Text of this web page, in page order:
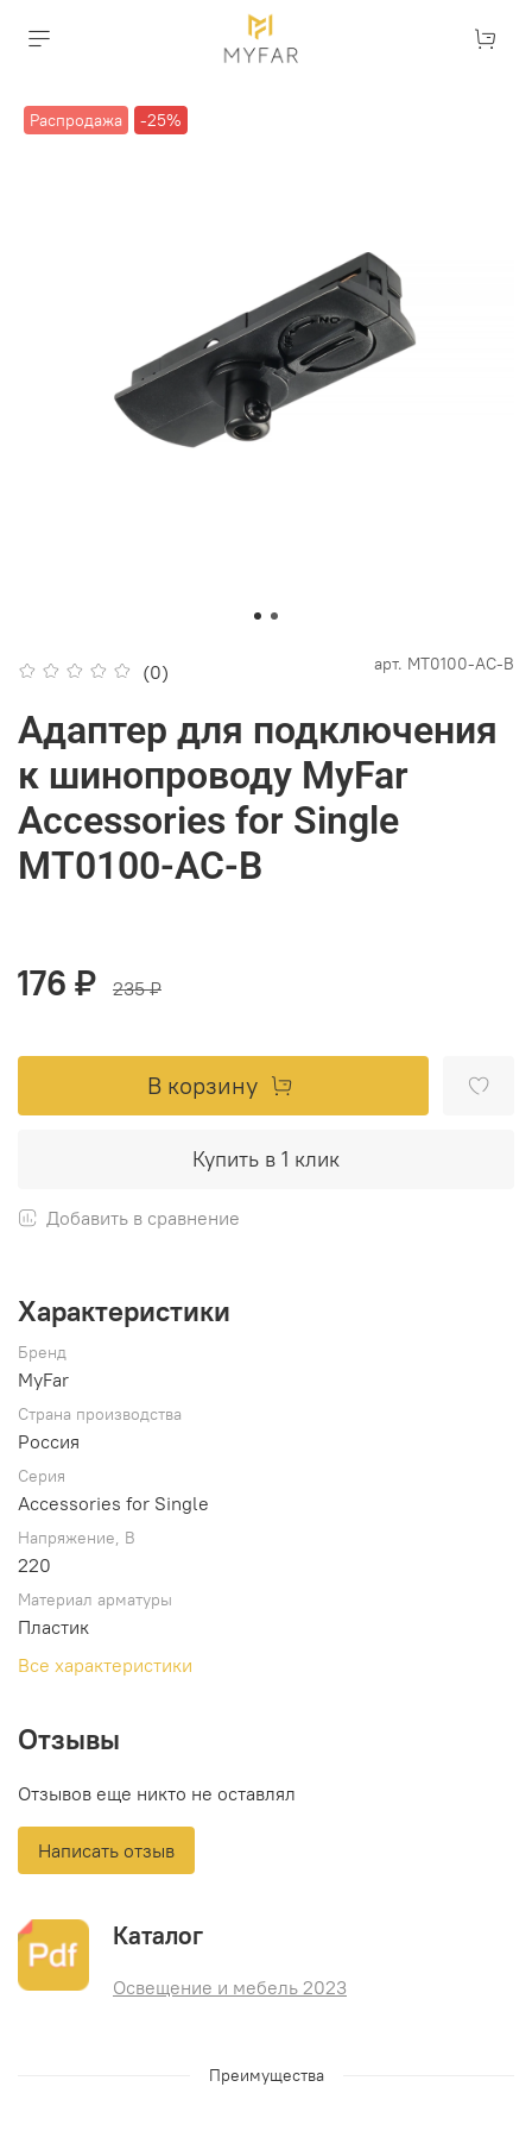
Распродажа -25%
(0) арт. MT0100-AC-B
Адаптер для подключения
к шинопроводу MyFar
Accessories for Single
MT0100-AC-B
176 ₽ 235 ₽
В корзину
Купить в 1 клик
Добавить в сравнение
Характеристики
Бренд
MyFar
Страна производства
Россия
Серия
Accessories for Single
Напряжение, В
220
Материал арматуры
Пластик
Все характеристики
Отзывы
Отзывов еще никто не оставлял
Написать отзыв
Каталог
Освещение и мебель 2023
Преимущества